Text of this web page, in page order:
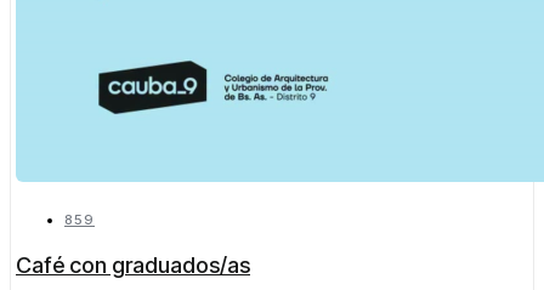
859
Café con graduados/as